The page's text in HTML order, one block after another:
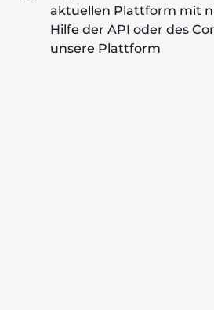
aktuellen Plattform mit
Hilfe der API oder des
unsere Plattform